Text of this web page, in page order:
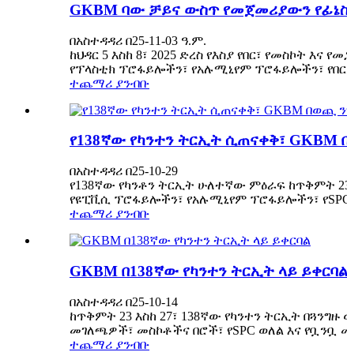
GKBM ባው ቻይና ውስጥ የመጀመሪያውን
በአስተዳዳሪ በ25-11-03 ዓ.ም.
ከህዳር 5 እስከ 8፣ 2025 ድረስ የእስያ የበር፣ የመስኮት
የፕላስቲክ ፕሮፋይሎችን፣ የአሉሚኒየም ፕሮፋይሎችን፣
ተጨማሪ ያንብቡ
የ138ኛው የካንተን ትርኢት ሲጠናቀቅ፣
በአስተዳዳሪ በ25-10-29
የ138ኛው የካንቶን ትርኢት ሁለተኛው ምዕራፍ ከጥቅምት 23
የዩፒቪሲ ፕሮፋይሎችን፣ የአሉሚኒየም ፕሮፋይሎችን፣
ተጨማሪ ያንብቡ
GKBM በ138ኛው የካንተን ትርኢት ላይ ይቀርባል
በአስተዳዳሪ በ25-10-14
ከጥቅምት 23 እስከ 27፣ 138ኛው የካንተን ትርኢት
መገለጫዎች፣ መስኮቶችና በሮች፣ የSPC ወለል እና የቧንቧ
ተጨማሪ ያንብቡ